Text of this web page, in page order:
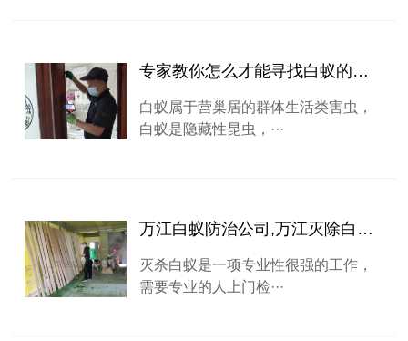
专家教你怎么才能寻找白蚁的巢穴-寮步灭白蚁公司
白蚁属于营巢居的群体生活类害虫，
白蚁是隐藏性昆虫，···
万江白蚁防治公司,万江灭除白蚁（卫城虫控）
灭杀白蚁是一项专业性很强的工作，
需要专业的人上门检···